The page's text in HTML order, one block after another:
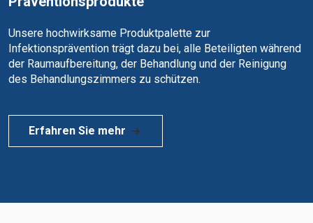
Unsere hochwirksame Produktpalette zur
Infektionsprävention trägt dazu bei, alle Beteiligten während
der Raumaufbereitung, der Behandlung und der Reinigung
des Behandlungszimmers zu schützen.
Erfahren Sie mehr